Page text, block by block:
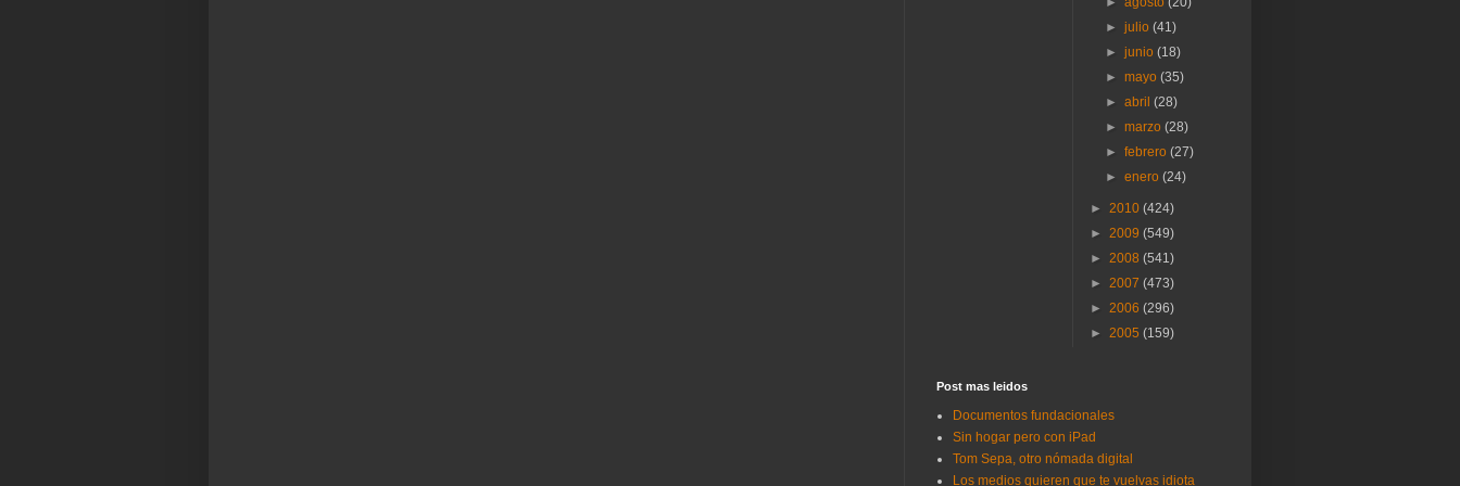
►julio(41)
►junio(18)
►mayo(35)
►abril(28)
►marzo(28)
►febrero(27)
►enero(24)
► 2010 (424)
► 2009 (549)
► 2008 (541)
► 2007 (473)
► 2006 (296)
► 2005 (159)
Post mas lei­dos
Documentos fundacionales
Sin hogar pero con iPad
Tom Sepa, otro nómada digital
Los medios quieren que te vuelvas idiota